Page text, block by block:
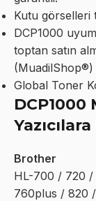
Kutu görselleri
DCP1000
toptan satın
(MuadilShop®)
Global Toner
Brother
HL-700 / 720
760plus / 820